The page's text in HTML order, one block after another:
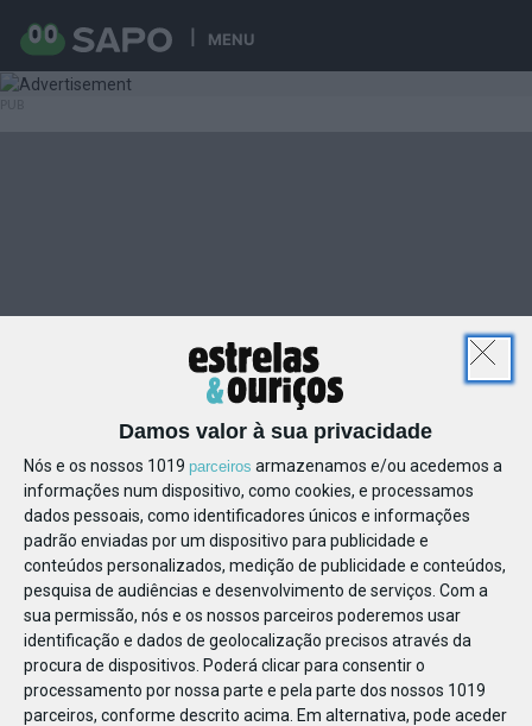
Damos valor à sua privacidade
Nós e os nossos 1019 parceiros armazenamos e/ou acedemos a
informações num dispositivo, como cookies, e processamos
dados pessoais, como identificadores únicos e informações
padrão enviadas por um dispositivo para publicidade e
conteúdos personalizados, medição de publicidade e conteúdos,
pesquisa de audiências e desenvolvimento de serviços. Com a
sua permissão, nós e os nossos parceiros poderemos usar
identificação e dados de geolocalização precisos através da
procura de dispositivos. Poderá clicar para consentir o
processamento por nossa parte e pela parte dos nossos 1019
parceiros, conforme descrito acima. Em alternativa, pode aceder
MENU